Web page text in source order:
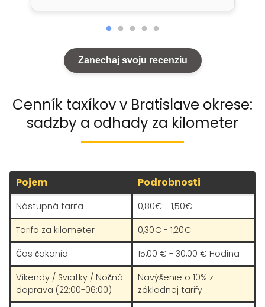
Zanechaj svoju recenziu
Cenník taxíkov v Bratislave okrese:
sadzby a odhady za kilometer
Pojem Podrobnosti
Nástupná tarifa
0,80€ - 1,50€
Tarifa za kilometer
0,30€ - 1,20€
Čas čakania
15,00 € - 30,00 € Hodina
Víkendy / Sviatky / Nočná
doprava (22:00-06:00)
Navýšenie o 10% z
základnej tarify